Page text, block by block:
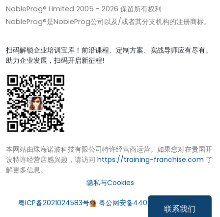
联系我们
NobleProg® Limited 2005 - 2026 保留所有权利
NobleProg®是NobleProg公司以及/或者其分支机构的注册商标。
扫码解锁企业培训宝库！前沿课程、定制方案、实战导师应有尽有。
助力企业发展，扫码开启新征程!
本网站由珠海诺波科技有限公司特许经营商运营。如果您对在贵国开
设特许经营店感兴趣，请访问 https://training-franchise.com 了
解更多信息。
隐私与Cookies
粤ICP备2021024583号 粤公网安备44049002000972号